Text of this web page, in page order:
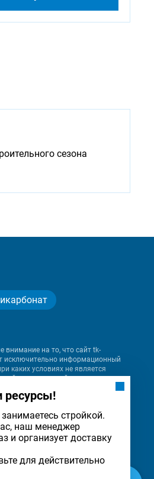
сезона
на то, что сайт tk-
исключительно информационный
каких условиях не является
определяемой положениями
стройкой.
наш менеджер
и организует доставку
для действительно